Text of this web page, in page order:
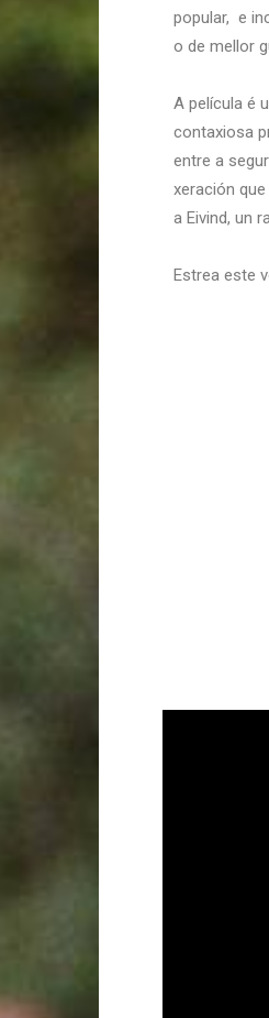
popular, e
o de mellor
A película é
contaxiosa
entre a
xeración
a Eivind, un
Estrea este